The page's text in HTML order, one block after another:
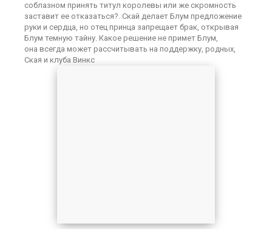
соблазном принять титул королевы или же скромность
заставит ее отказаться?. Скай делает Блум предложение
руки и сердца, но отец принца запрещает брак, открывая
Блум темную тайну. Какое решение не примет Блум,
она всегда может рассчитывать на поддержку, родных,
Ская и клуба Винкс